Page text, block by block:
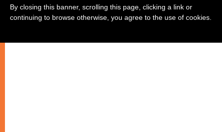
By closing this banner, scrolling this page, clicking a link or
continuing to browse otherwise, you agree to the use of cookies.